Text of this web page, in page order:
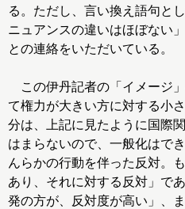
る。ただし、言い換え語句と
ニュアンスの違いはほぼない
との連絡をいただいている。
この伊丹記者の「イメージ
て権力が大きい方に対する小
分は、上記に見たように国際
はまらないので、一般化はで
んらかの行動を伴った反対。
あり、それに対する反対」で
発の方が、反対度が高い」、